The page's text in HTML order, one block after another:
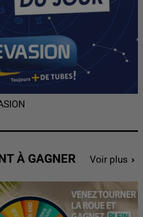
À GAGNER Voir plus